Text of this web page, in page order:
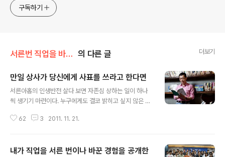
고픈 커리어코치, 유튜브: 정교수의 인생수업
구독하기
서른번 직업을 바꾼 남자 의 다른 글 더보기
만일 상사가 당신에게 사표를 쓰라고 한다면
서른아홉의 인생반전 살다 보면 자존심 상하는 일이 하나
씩 생기기 마련이다. 누구에게도 결코 밝히고 싶지 않은 과
그런 삶의 비애가 많다. 그중 하나를 먼저 고백한다. 이 이
것이라고 생각하며 좀 더 완성도 높은 이야기로 구성해서
62 3 2011. 11. 21.
내가 직업을 서른 번이나 바꾼 경험을 공개한